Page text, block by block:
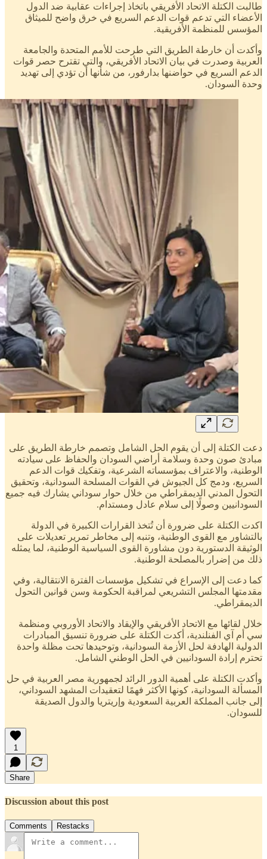
طالبت الكتلة الاتحاد الأفريقي باتخاذ إجراءات عقابية ضد الدول
الأعضاء التي تدعم قوات الدعم السريع في خرق واضح للميثاق
المؤسس للمنظمة الأفريقية.
وأكدت أن خارطة الطريق التي طرحت للأمم المتحدة والجامعة
العربية وصدرت في بيان الاتحاد الأفريقي، والتي تقترح حصر قوات
الدعم السريع في حواضنها بدارفور، من شأنها أن تؤدي إلى تهديد
وحدة السودان.
دعت الكتلة إلى أن يقوم الحل الشامل وتصمم خارطة الطريق على
مبادئ صون وحدة وسلامة أراضي السودان والحفاظ على سيادته
الوطنية، والاعتراف بمؤسساته الشرعية، وتفكيك قوات الدعم
السريع، ودمج كل الجيوش في القوات المسلحة السودانية، وتحقيق
التحول المدني الديمقراطي من خلال حوار سوداني يشارك فيه جميع
السودانيين وصولًا إلى سلام عادل ومستدام.
اكدت الكتلة على ضرورة أن تُتخذ القرارات الكبيرة في الدولة
بالتشاور مع القوى الوطنية، وتنبه إلى مخاطر تمرير تعديلات على
الوثيقة الدستورية دون مشاورة القوى السياسية الوطنية، لما يمثله
ذلك من إضرار بالمصلحة الوطنية.
كما دعت إلى الإسراع في تشكيل مؤسسات الفترة الانتقالية، وفي
مقدمتها المجلس التشريعي لمراقبة الحكومة وسن قوانين التحول
الديمقراطي.
خلال لقائها مع الاتحاد الأفريقي والإيقاد والاتحاد الأوروبي ومنظمة
سي أم آي الفنلندية، أكدت الكتلة على ضرورة تنسيق المبادرات
الدولية الهادفة لحل الأزمة السودانية، وتوحيدها تحت مظلة واحدة
تحترم إرادة السودانيين في الحل الوطني الشامل.
وأكدت الكتلة على أهمية الدور الرائد لجمهورية مصر العربية في حل
المسألة السودانية، كونها الأكثر فهمًا لتعقيدات المشهد السوداني،
إلى جانب المملكة العربية السعودية وإريتريا والدول الصديقة
للسودان.
1
Share
Discussion about this post
Comments Restacks